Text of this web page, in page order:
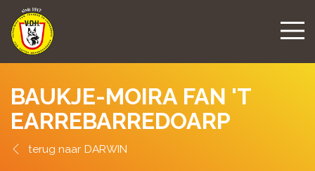
BAUKJE-MOIRA FAN 'T
EARREBARREDOARP
DARWIN